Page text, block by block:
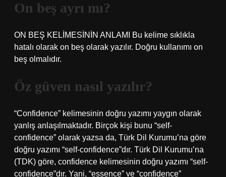
On beş ayrı mı?
ON BEŞ KELİMESİNİN ANLAMI Bu kelime sıklıkla
hatalı olarak on beş olarak yazılır. Doğru kullanımı on
beş olmalıdır.
Öz güven nasıl yazılır?
“Confidence” kelimesinin doğru yazımı yaygın olarak
yanlış anlaşılmaktadır. Birçok kişi bunu “self-
confidence” olarak yazsa da, Türk Dil Kurumu’na göre
doğru yazımı “self-confidence”dır. Türk Dil Kurumu’na
(TDK) göre, confidence kelimesinin doğru yazımı “self-
confidence”dır. Yani, “essence” ve “confidence”